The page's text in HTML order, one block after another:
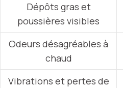
Dépôts gras et
poussières visibles
Odeurs désagréables à
chaud
Vibrations et pertes de